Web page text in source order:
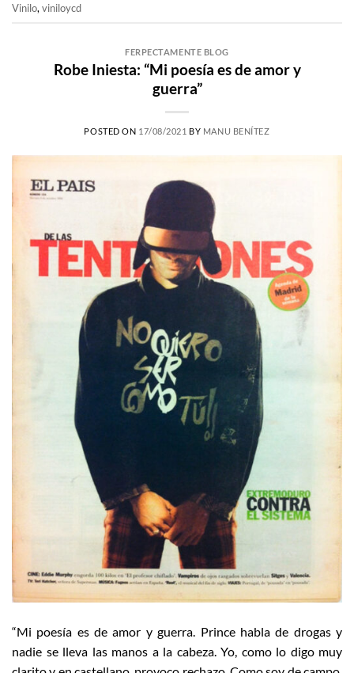
Vinilo,viniloycd
FERPECTAMENTE BLOG
Robe Iniesta: “Mi poesía es de amor y
guerra”
POSTED ON 17/08/2021 BY MANU BENÍTEZ
“Mi poesía es de amor y guerra. Prince habla de drogas y
nadie se lleva las manos a la cabeza. Yo, como lo digo muy